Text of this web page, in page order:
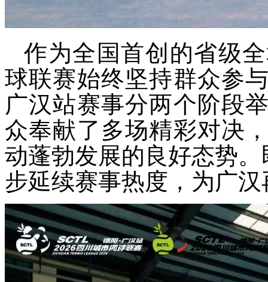
作为全国首创的省级
球联赛始终坚持群众参
广汉站赛事分两个阶段
众奉献了多场精彩对决
动蓬勃发展的良好态势
步延续赛事热度，为广